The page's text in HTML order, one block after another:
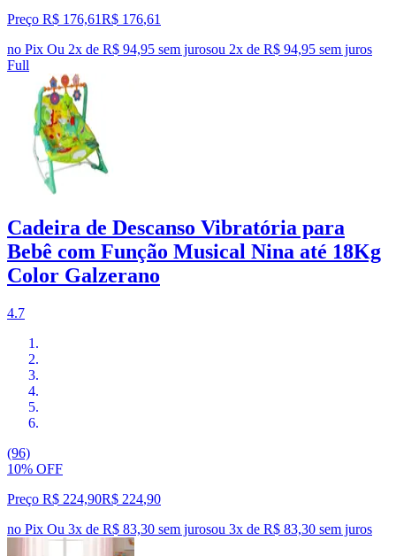
Preço R$ 176,61R$ 176,61
no Pix Ou 2x de R$ 94,95 sem jurosou 2x de R$ 94,95 sem juros
Full
Cadeira de Descanso Vibratória para
Bebê com Função Musical Nina até 18Kg
Color Galzerano
4.7
(96)
10% OFF
Preço R$ 224,90R$ 224,90
no Pix Ou 3x de R$ 83,30 sem jurosou 3x de R$ 83,30 sem juros